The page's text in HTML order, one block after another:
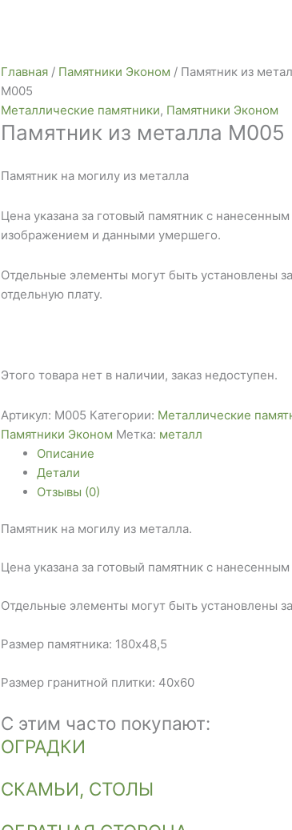
Главная / Памятники Эконом / Памятник из
М005
Металлические памятники, Памятники Эконом
Памятник из металла М005
Памятник на могилу из металла
Цена указана за готовый памятник с нанесенным
изображением и данными умершего.
Отдельные элементы могут быть установлены за
отдельную плату.
Этого товара нет в наличии, заказ недоступен.
Артикул: М005 Категории: Металлические
Памятники Эконом Метка: металл
Описание
Детали
Отзывы (0)
Памятник на могилу из металла.
Цена указана за готовый памятник с
Отдельные элементы могут быть установлены
Размер памятника: 180х48,5
Размер гранитной плитки: 40х60
С этим часто покупают:
ОГРАДКИ
СКАМЬИ, СТОЛЫ